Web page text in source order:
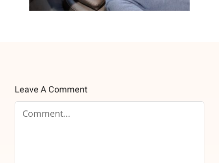
Leave A Comment